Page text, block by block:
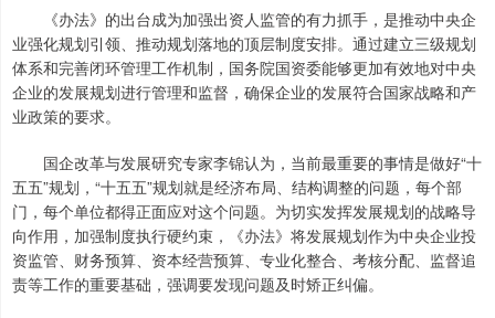
《办法》的出台成为加强出资人监管的有力抓手，是推动中央企
业强化规划引领、推动规划落地的顶层制度安排。通过建立三级规划
体系和完善闭环管理工作机制，国务院国资委能够更加有效地对中央
企业的发展规划进行管理和监督，确保企业的发展符合国家战略和产
业政策的要求。
国企改革与发展研究专家李锦认为，当前最重要的事情是做好“十
五五”规划，“十五五”规划就是经济布局、结构调整的问题，每个部
门，每个单位都得正面应对这个问题。为切实发挥发展规划的战略导
向作用，加强制度执行硬约束，《办法》将发展规划作为中央企业投
资监管、财务预算、资本经营预算、专业化整合、考核分配、监督追
责等工作的重要基础，强调要发现问题及时矫正纠偏。